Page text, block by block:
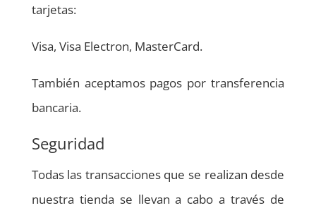
tarjetas:
Visa, Visa Electron, MasterCard.
También aceptamos pagos por transferencia
bancaria.
Seguridad
Todas las transacciones que se realizan desde
nuestra tienda se llevan a cabo a través de